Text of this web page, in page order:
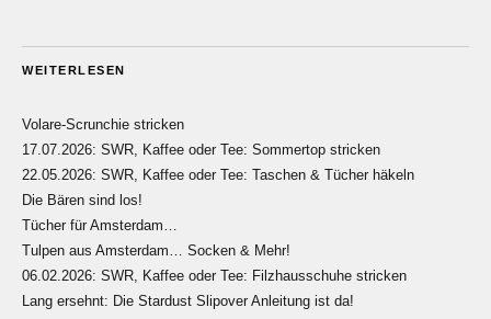
WEITERLESEN
Volare-Scrunchie stricken
17.07.2026: SWR, Kaffee oder Tee: Sommertop stricken
22.05.2026: SWR, Kaffee oder Tee: Taschen & Tücher häkeln
Die Bären sind los!
Tücher für Amsterdam…
Tulpen aus Amsterdam… Socken & Mehr!
06.02.2026: SWR, Kaffee oder Tee: Filzhausschuhe stricken
Lang ersehnt: Die Stardust Slipover Anleitung ist da!